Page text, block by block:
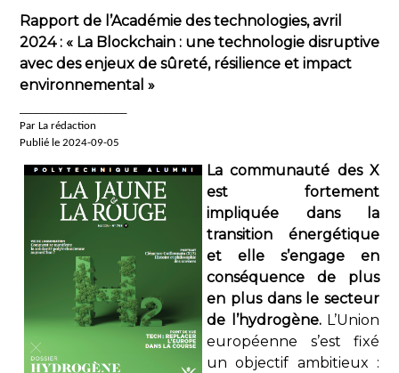
Rapport de l’Académie des technologies, avril
2024 : « La Blockchain : une technologie disruptive
avec des enjeux de sûreté, résilience et impact
environnemental »
Par La rédaction
Publié le 2024-09-05
La communauté des X
est fortement
impliquée dans la
transition énergétique
et elle s’engage en
conséquence de plus
en plus dans le secteur
de l’hydrogène.L’Union
européenne s’est fixé
un objectif ambitieux :